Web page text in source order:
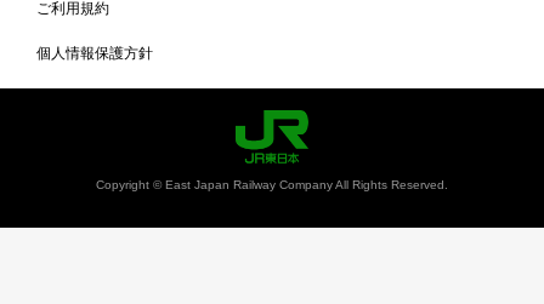
ご利用規約
個人情報保護方針
Copyright © East Japan Railway Company All Rights Reserved.